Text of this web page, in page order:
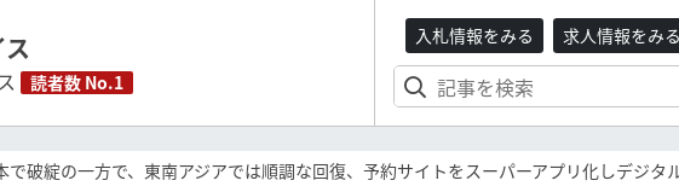
読者数 No.1
入札情報をみる 求人情報をみる
で破綻の一方で、東南アジアでは順調な回復、予約サイトをスーパーアプリ化しデジタ